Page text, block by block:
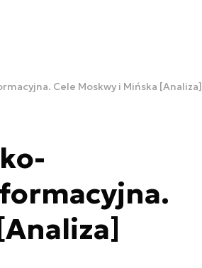
Cele Moskwy i Mińska [Analiza]